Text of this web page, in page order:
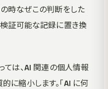
の時なぜこの判断をした
検証可能な記録に置き換
ては、AI 関連の個人情報
に縮小します。「AI に何